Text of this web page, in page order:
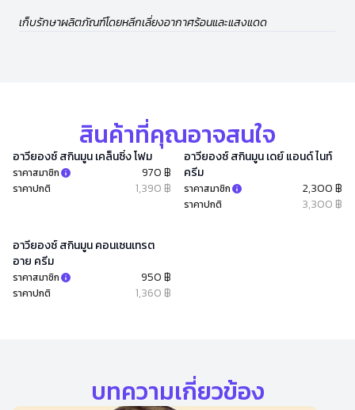
เก็บรักษาผลิตภัณฑ์โดยหลีกเลี่ยงอากาศร้อนและแสงแดด
สินค้าที่คุณอาจสนใจ
อาวียองซ์ สกินมูน เคล็นซิ่ง โฟม
ราคาสมาชิก 970 ฿
ราคาปกติ 1,390 ฿
อาวียองซ์ สกินมูน เดย์ แอนด์ ไนท์
ครีม
ราคาสมาชิก 2,300 ฿
ราคาปกติ 3,300 ฿
อาวียองซ์ สกินมูน คอนเซนเทรต
อาย ครีม
ราคาสมาชิก 950 ฿
ราคาปกติ 1,360 ฿
บทความเกี่ยวข้อง